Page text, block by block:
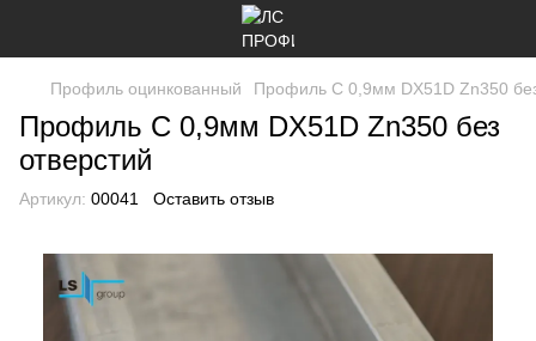
Профиль оцинкованный Профиль C 0,9мм DX51D Zn350
Профиль C 0,9мм DX51D Zn350 без
отверстий
Артикул: 00041 Оставить отзыв